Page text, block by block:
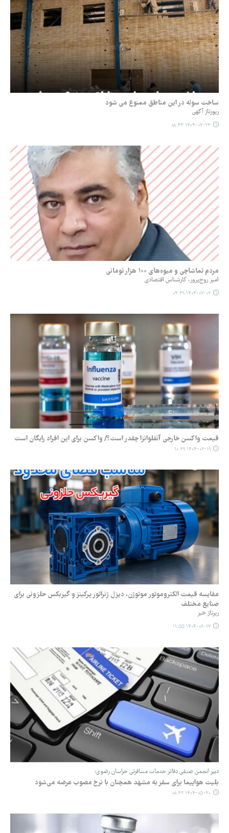
ساخت سوله در این مناطق ممنوع می شود
رپورتاژ آگهی
۱۴۰۴-۰۷-۲۳ ۰۸:۴۳
مردم تماشاچی و میوه‌های ۱۰۰ هزار تومانی
امیر روح‌پرور، کارشناس اقتصادی
۱۴۰۴-۰۷-۰۲ ۰۴:۳۹
قیمت‌ واکسن‌ خارجی آنفلوانزا چقدر است؟/ واکسن برای این افراد رایگان است
۱۴۰۴-۰۶-۱۹ ۱۰:۳۹
مقایسه قیمت الکتروموتور موتوژن، دیزل ژنراتور پرکینز و گیربکس حلزونی برای
صنایع مختلف
رپرتاژ خبر
۱۴۰۴-۰۶-۱۷ ۱۱:۵۵
دبیر انجمن صنفی دفاتر خدمات مسافرتی خراسان رضوی:
بلیت هواپیما برای سفر به مشهد همچنان با نرخ مصوب عرضه می‌شود
۱۴۰۴-۰۵-۳۰ ۰۸:۳۲